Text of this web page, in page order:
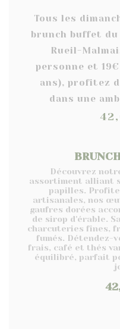
Tous les
brunch buffet du
Rueil-
personne et
ans), profitez
dans une
Découvrez
assortiment alliant
papilles.
artisanales, nos
gaufres dorées
de sirop d'érable.
charcuteries fines,
fumés. Détendez-
frais, café et thés
équilibré, parfait